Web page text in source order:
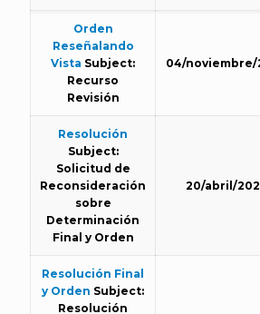
Orden
Reseñalando
Vista Subject:
Recurso
Revisión
04/noviembre/
Resolución
Subject:
Solicitud de
Reconsideración
sobre
Determinación
Final y Orden
20/abril/
Resolución Final
y Orden Subject:
Resolución